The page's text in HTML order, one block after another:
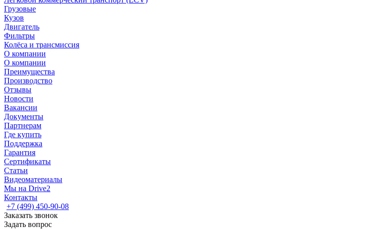
Грузовые
Кузов
Двигатель
Фильтры
Колёса и трансмиссия
О компании
О компании
Преимущества
Производство
Отзывы
Новости
Вакансии
Документы
Партнерам
Где купить
Поддержка
Гарантия
Сертификаты
Статьи
Видеоматериалы
Мы на Drive2
Контакты
+7 (499) 450-90-08
Заказать звонок
Задать вопрос